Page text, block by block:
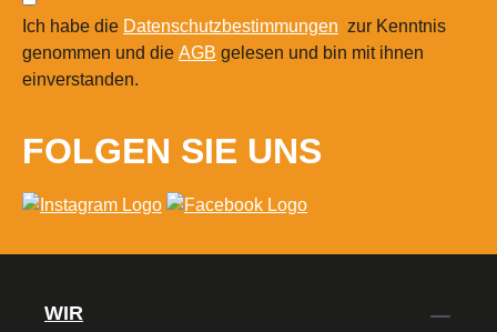
Ich habe die Datenschutzbestimmungen zur Kenntnis
genommen und die AGB gelesen und bin mit ihnen
einverstanden.
FOLGEN SIE UNS
WIR